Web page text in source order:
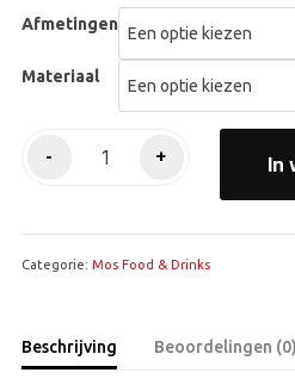
Afmetingen
Materiaal
- + In
Categorie: Mos Food & Drinks
Beschrijving Beoordelingen (0)